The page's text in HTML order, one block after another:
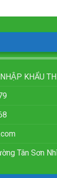
KHẨU
Tân Sơn